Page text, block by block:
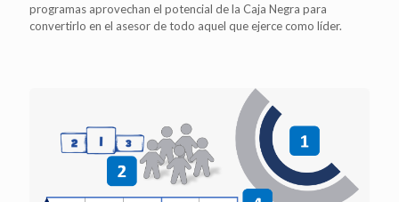
programas aprovechan el potencial de la Caja Negra para
convertirlo en el asesor de todo aquel que ejerce como líder.